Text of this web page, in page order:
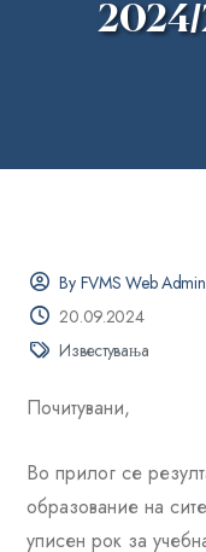
By FVMS Web Admin
20.09.2024
Известувања
Почитувани,
Во прилог се
образование на
уписен рок за